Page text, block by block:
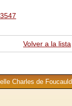
Volver a la lista
Charles de Foucauld